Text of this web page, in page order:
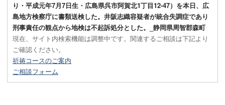
り・平成元年7月7日生・広島県呉市阿賀北1丁目12-47）を本日、広
島地方検察庁に書類送検した。井阪志織容疑者が統合失調症であり
刑事責任の観点から地検は不起訴処分とした。_静岡県周智郡森町
現在、サイト内検索機能は調整中です。関連するご相談は下記より
ご確認ください。
祈祷コースのご案内
ご相談フォーム